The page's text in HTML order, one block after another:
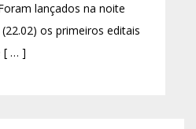
lançados na noite
os primeiros editais
[ … ]